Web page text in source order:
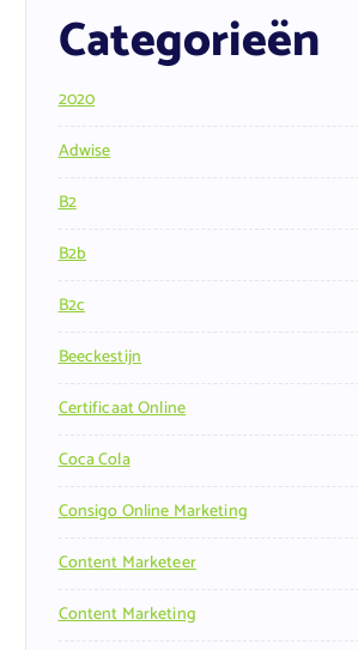
Categorieën
2020
Adwise
B2
B2b
B2c
Beeckestijn
Certificaat Online
Coca Cola
Consigo Online Marketing
Content Marketeer
Content Marketing